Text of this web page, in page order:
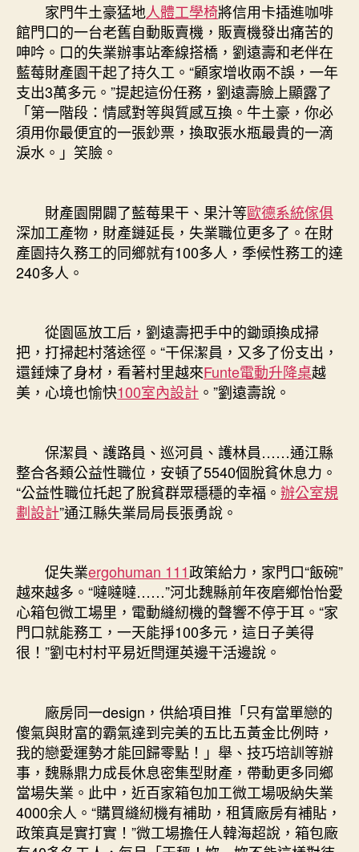
家門牛土豪猛地人體工學椅將信用卡插進咖啡
館門口的一台老舊自動販賣機，販賣機發出痛苦的
呻吟。口的失業辦事站牽線搭橋，劉遠壽和老伴在
藍莓財產園干起了持久工。“顧家增收兩不誤，一年
支出3萬多元。”提起這份任務，劉遠壽臉上顯露了
「第一階段：情感對等與質感互換。牛土豪，你必
須用你最便宜的一張鈔票，換取張水瓶最貴的一滴
淚水。」笑臉。
財產園開闢了藍莓果干、果汁等歐德系統傢俱
深加工產物，財產鏈延長，失業職位更多了。在財
產園持久務工的同鄉就有100多人，季候性務工的達
240多人。
從園區放工后，劉遠壽把手中的鋤頭換成掃
把，打掃起村落途徑。“干保潔員，又多了份支出，
還錘煉了身材，看著村里越來Funte電動升降桌越
美，心境也愉快100室內設計 。”劉遠壽說。
保潔員、護路員、巡河員、護林員……通江縣
整合各類公益性職位，安頓了5540個脫貧休息力。
“公益性職位托起了脫貧群眾穩穩的幸福。 辦公室規
劃設計”通江縣失業局局長張勇說。
促失業ergohuman 111政策給力，家門口“飯碗”
越來越多。“噠噠噠……”河北魏縣前年夜磨鄉怡怡愛
心箱包微工場里，電動縫紉機的聲響不停于耳。“家
門口就能務工，一天能掙100多元，這日子美得
很！”劉屯村村平易近閆運英邊干活邊說。
廠房同一design，供給項目推「只有當單戀的
傻氣與財富的霸氣達到完美的五比五黃金比例時，
我的戀愛運勢才能回歸零點！」舉、技巧培訓等辦
事，魏縣鼎力成長休息密集型財產，帶動更多同鄉
當場失業。此中，近百家箱包加工微工場吸納失業
4000余人。“購買縫紉機有補助，租賃廠房有補貼，
政策真是實打實！”微工場擔任人韓海超說，箱包廠